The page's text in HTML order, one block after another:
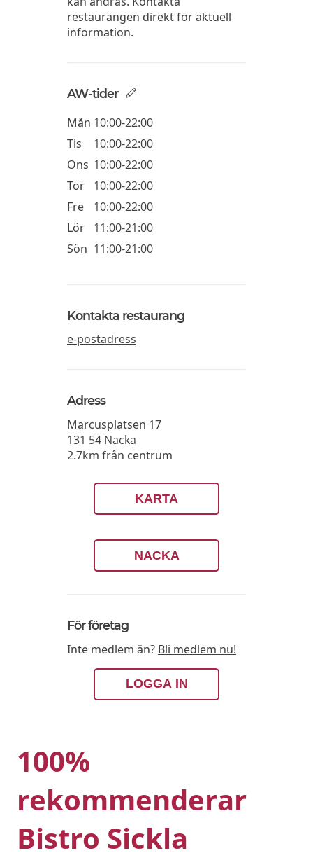
restaurangen direkt för aktuell
information.
AW-tider
Mån 10:00-22:00
Tis
10:00-22:00
Ons 10:00-22:00
Tor
10:00-22:00
Fre
10:00-22:00
Lör
11:00-21:00
Sön 11:00-21:00
Kontakta restaurang
e-postadress
Adress
Marcusplatsen 17
131 54 Nacka
2.7km från centrum
KARTA
NACKA
För företag
Inte medlem än? Bli medlem nu!
LOGGA IN
100%
rekommenderar
Bistro Sickla